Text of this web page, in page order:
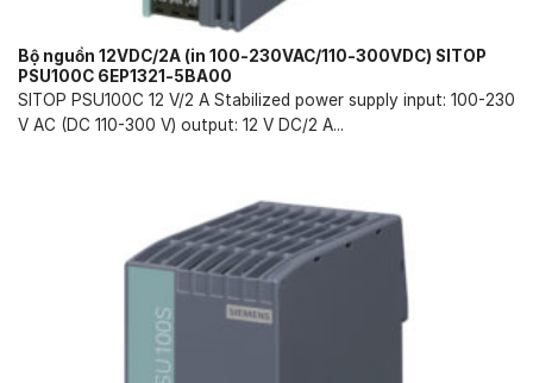
Bộ nguồn 12VDC/2A (in 100-230VAC/110-300VDC) SITOP
PSU100C 6EP1321-5BA00
SITOP PSU100C 12 V/2 A Stabilized power supply input: 100-230
V AC (DC 110-300 V) output: 12 V DC/2 A...